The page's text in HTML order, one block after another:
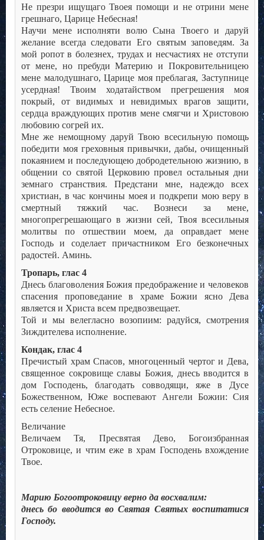
Не презри ищущаго Твоея помощи и не отрини мене
грешнаго, Царице Небесная!
Научи мене исполняти волю Сына Твоего и даруй
желание всегда следовати Его святым заповедям. За
мой ропот в болезнех, трудах и несчастиях не отступи
от мене, но пребуди Материю и Покровительницею
мене малодушнаго, Царице моя преблагая, Заступнице
усердная! Твоим ходатайством прегрешения моя
покрый, от видимых и невидимых врагов защити,
сердца враждующих против мене смягчи и Христовою
любовию согрей их.
Мне же немощному даруй Твою всесильную помощь
победити моя греховныя привычки, дабы, очищенный
покаянием и последующею добродетельною жизнию, в
общении со святой Церковию провел остальныя дни
земнаго странствия. Предстани мне, надеждо всех
христиан, в час кончины моея и подкрепи мою веру в
смертный тяжкий час. Вознеси за мене,
многопрегрешающаго в жизни сей, Твоя всесильныя
молитвы по отшествии моем, да оправдает мене
Господь и соделает причастником Его безконечных
радостей. Аминь.
Тропарь, глас 4
Днесь благоволения Божия предображение и человеков
спасения проповедание в храме Божии ясно Дева
является и Христа всем предвозвещает.
Той и мы велегласно возопиим: радуйся, смотрения
Зиждителева исполнение.
Кондак, глас 4
Пречистый храм Спасов, многоценный чертог и Дева,
священное сокровище славы Божия, днесь вводится в
дом Господень, благодать совводящи, яже в Дусе
Божественном, Юже воспевают Ангели Божии: Сия
есть селение Небесное.
Величание
Величаем Тя, Пресвятая Дево, Богоизбранная
Отроковице, и чтим еже в храм Господень вхождение
Твое.
Марию Богоотроковицу верно да восхвалим:
днесь бо вводится во Святая Святых воспитатися
Господу.